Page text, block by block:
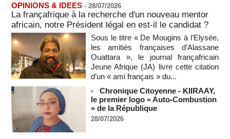
Au Nigeria, plus de 300 victimes d’enlèvements ont été
libérées
06/08/2026
Au Nigeria, plus de 300 victimes d’enlèvements ont été
libérées
06/08/2026 -
Soutenir l’intégrité de l’information à Sao Tomé-et-Principe à
l’approche des élections
06/08/2026
Taïwan bloque un pont stratégique lors de la simulation d'une
invasion par la Chine
06/08/2026 -
OPINIONS & IDEES - 28/07/2026
La françafrique à la recherche d'un nouveau mentor
africain, notre Président légal en est-il le candidat ?
Sous le titre « De Mougins à l’Elysée,
les amitiés françaises d’Alassane
Ouattara », le journal françafricain
Jeune Afrique (JA) livre cette citation
d’un « ami français » du...
Chronique Citoyenne - KIIRAAY,
le premier logo « Auto-Combustion
» de la République
28/07/2026